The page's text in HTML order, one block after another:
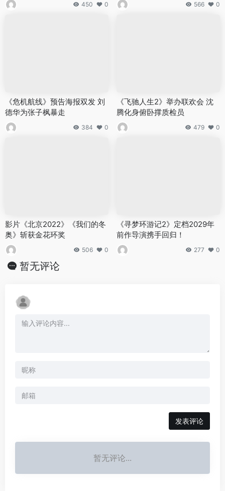
450 0 566 0
《危机航线》预告海报双发 刘
德华为张子枫暴走
384 0
《飞驰人生2》举办联欢会 沈
腾化身俯卧撑质检员
479 0
影片《北京2022》《我们的冬
奥》斩获金花环奖
506 0
《寻梦环游记2》定档2029年
前作导演携手回归！
277 0
暂无评论
发表评论
暂无评论...